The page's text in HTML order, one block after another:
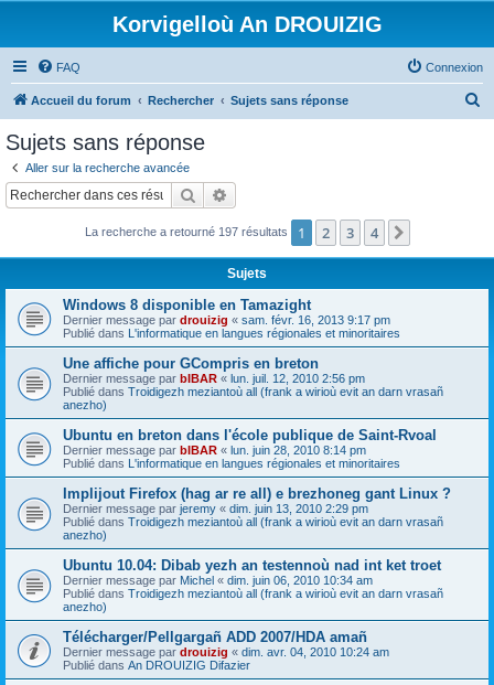
Korvigelloù An DROUIZIG
FAQ Connexion
Accueil du forum Rechercher Sujets sans réponse
c
Sujets sans réponse
Aller sur la recherche avancée
Rechercher
La recherche a retourné 197 résultats 1 2 3 4
Sujets
Windows 8 disponible en Tamazight
Dernier message par drouizig « sam. févr. 16, 2013 9:17 pm
Publié dans L'informatique en langues régionales et minoritaires
Une affiche pour GCompris en breton
Dernier message par bIBAR « lun. juil. 12, 2010 2:56 pm
Publié dans Troidigezh meziantoù all (frank a wirioù evit an darn vrasañ
anezho)
Ubuntu en breton dans l'école publique de Saint-Rvoal
Dernier message par bIBAR « lun. juin 28, 2010 8:14 pm
Publié dans L'informatique en langues régionales et minoritaires
Implijout Firefox (hag ar re all) e brezhoneg gant Linux ?
Dernier message par jeremy « dim. juin 13, 2010 2:29 pm
Publié dans Troidigezh meziantoù all (frank a wirioù evit an darn vrasañ
anezho)
Ubuntu 10.04: Dibab yezh an testennoù nad int ket troet
Dernier message par Michel « dim. juin 06, 2010 10:34 am
Publié dans Troidigezh meziantoù all (frank a wirioù evit an darn vrasañ
anezho)
Télécharger/Pellgargañ ADD 2007/HDA amañ
Dernier message par drouizig « dim. avr. 04, 2010 10:24 am
Publié dans An DROUIZIG Difazier